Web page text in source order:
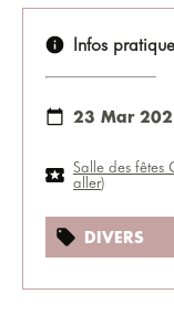
Infos
23 Mar
Salle des fêtes
aller)
DIVERS